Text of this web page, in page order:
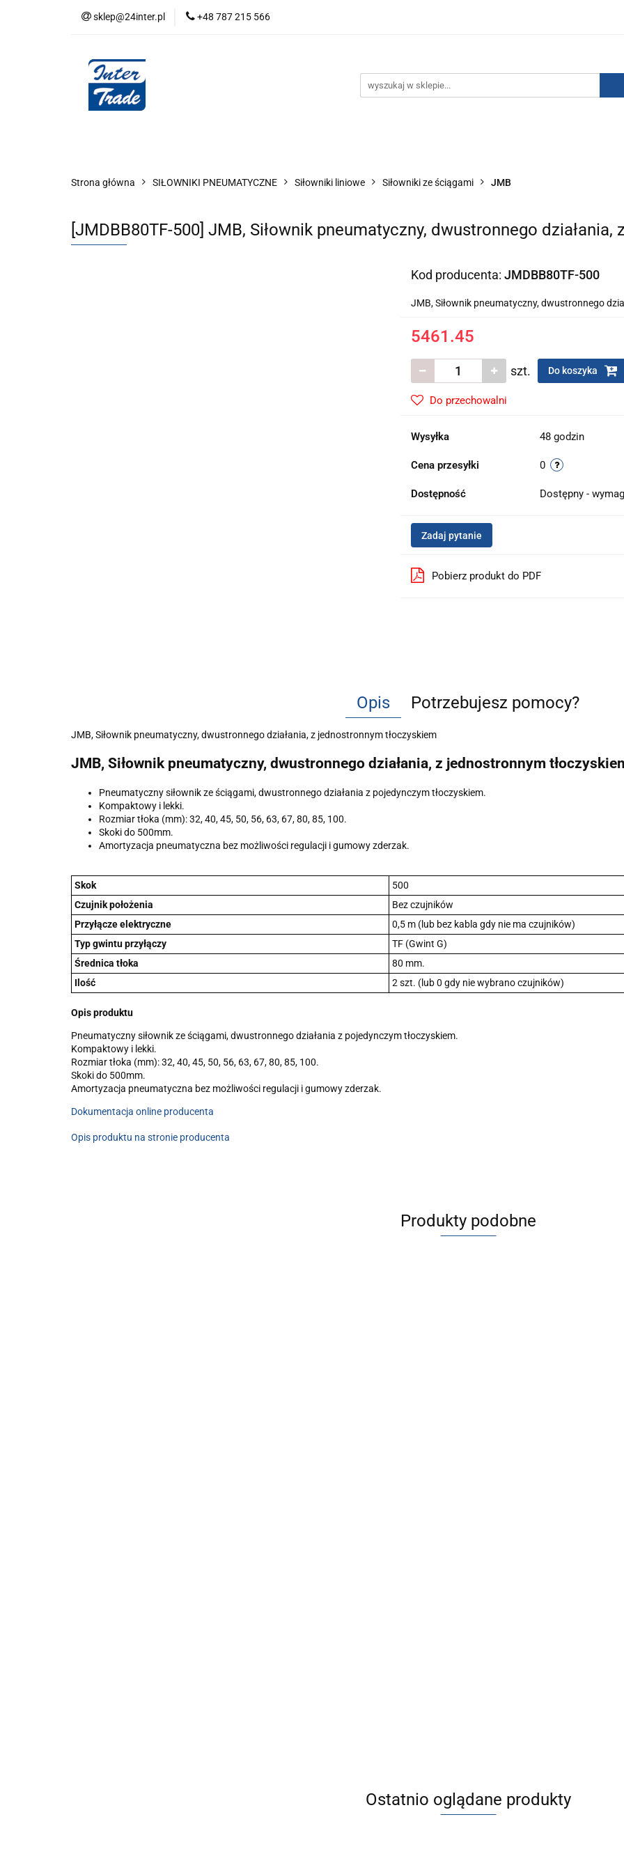
sklep@24inter.pl +48 787 215 566
AUDYT SPRĘŻONEGO POWIETRZA SERIA J AUTORYZOWANY DYSTRYBUTOR SMC
AUDYT SPRĘŻONEGO POWIETRZA SERIA J
Strona główna SIŁOWNIKI PNEUMATYCZNE Siłowniki liniowe Siłowniki ze ściągami JMB
[JMDBB80TF-500] JMB, Siłownik pneumatyczny, dwustronnego
Kod producenta: JMDBB80TF-500
JMB, Siłownik pneumatyczny, dwustronnego
5461.45
szt. Do koszyka
Do przechowalni
Wysyłka 48 godzin
Cena przesyłki 0
Dostępność Dostępny -
Zadaj pytanie
Pobierz produkt do PDF
Opis Potrzebujesz pomocy?
JMB, Siłownik pneumatyczny, dwustronnego działania, z jednostronnym tłoczyskiem
JMB, Siłownik pneumatyczny, dwustronnego działania, z jednostronnym
Pneumatyczny siłownik ze ściągami, dwustronnego działania z pojedynczym tłoczyskiem.
Kompaktowy i lekki.
Rozmiar tłoka (mm): 32, 40, 45, 50, 56, 63, 67, 80, 85, 100.
Skoki do 500mm.
Amortyzacja pneumatyczna bez możliwości regulacji i gumowy zderzak.
Skok
500
Czujnik położenia
Bez czujników
Przyłącze elektryczne
0,5 m (lub bez kabla gdy nie ma czujników)
Typ gwintu przyłączy
TF (Gwint G)
Średnica tłoka
80 mm.
Ilość
2 szt. (lub 0 gdy nie wybrano czujników)
Opis produktu
Pneumatyczny siłownik ze ściągami, dwustronnego działania z pojedynczym tłoczyskiem.
Kompaktowy i lekki.
Rozmiar tłoka (mm): 32, 40, 45, 50, 56, 63, 67, 80, 85, 100.
Skoki do 500mm.
Amortyzacja pneumatyczna bez możliwości regulacji i gumowy zderzak.
Dokumentacja online producenta
Opis produktu na stronie producenta
Produkty podobne
Ostatnio oglądane produkty